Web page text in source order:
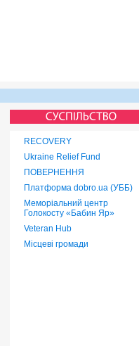
RECOVERY
Ukraine Relief Fund
ПОВЕРНЕННЯ
Платформа dobro.ua (УББ)
Меморіальний центр
Голокосту «Бабин Яр»
Veteran Hub
Місцеві громади